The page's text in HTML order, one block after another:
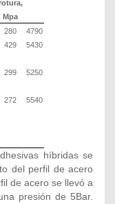
Mpa
280
4790
429 5430
299 5250
272 5540
híbridas se
del perfil de acero
de acero se llevó a
presión de 5Bar.